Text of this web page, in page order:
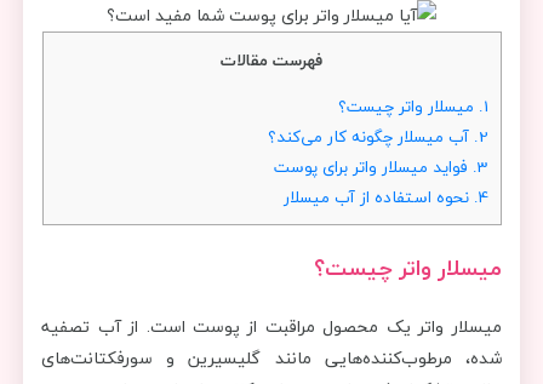
فهرست مقالات
1. میسلار واتر چیست؟
2. آب میسلار چگونه کار می‌کند؟
3. فواید میسلار واتر برای پوست
4. نحوه استفاده از آب میسلار
میسلار واتر چیست؟
میسلار واتر یک محصول مراقبت از پوست است. از آب تصفیه
شده، مرطوب‌کننده‌هایی مانند گلیسیرین و سورفکتانت‌های